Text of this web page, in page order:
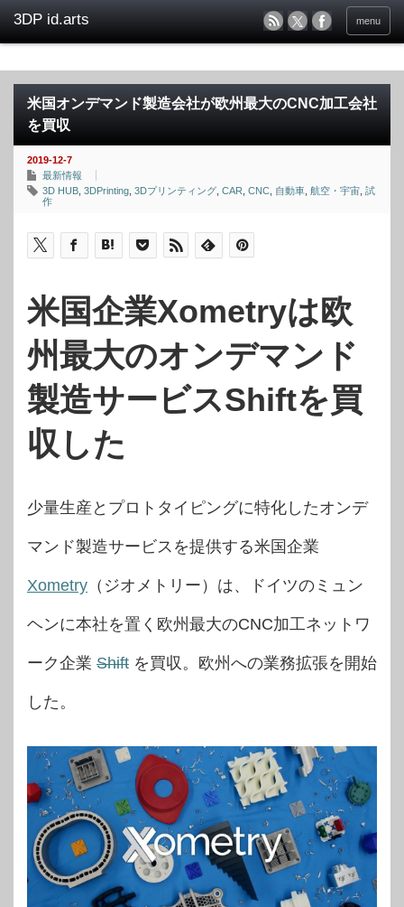
menu
米国オンデマンド製造会社が欧州最大のCNC加工会社
を買収
2019-12-7
最新情報
3D HUB 3DPrinting 3Dプリンティング CAR CNC 自動車 航空・宇宙 試
作
米国企業Xometryは欧
州最大のオンデマンド
製造サービスShiftを買
収した
少量生産とプロトタイピングに特化したオンデ
マンド製造サービスを提供する米国企業
Xometry （ジオメトリー）は、ドイツのミュン
ヘンに本社を置く欧州最大のCNC加工ネットワ
ーク企業 Shift を買収。欧州への業務拡張を開始
した。